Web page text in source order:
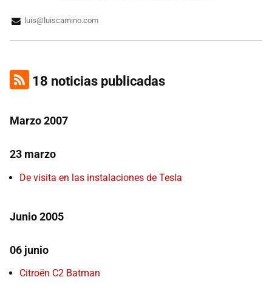
luis@luiscamino.com
18 noticias publicadas
Marzo 2007
23 marzo
De visita en las instalaciones de Tesla
Junio 2005
06 junio
Citroën C2 Batman